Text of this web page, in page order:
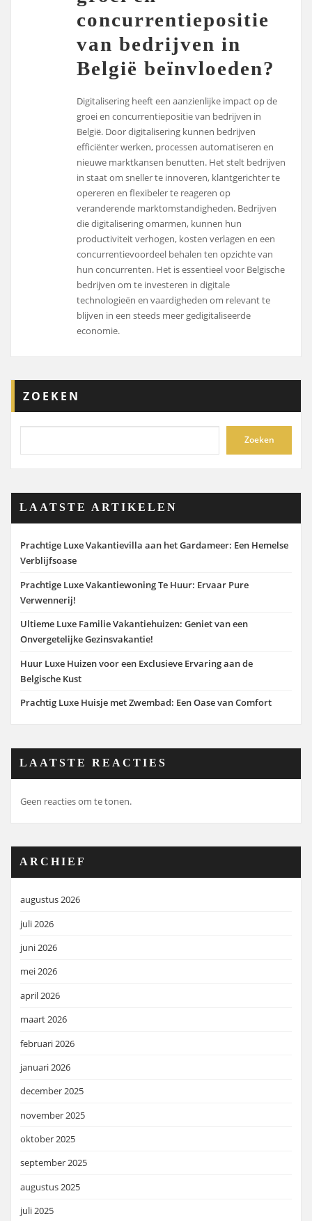
concurrentiepositie
van bedrijven in
België beïnvloeden?
Digitalisering heeft een aanzienlijke impact op de
groei en concurrentiepositie van bedrijven in
België. Door digitalisering kunnen bedrijven
efficiënter werken, processen automatiseren en
nieuwe marktkansen benutten. Het stelt bedrijven
in staat om sneller te innoveren, klantgerichter te
opereren en flexibeler te reageren op
veranderende marktomstandigheden. Bedrijven
die digitalisering omarmen, kunnen hun
productiviteit verhogen, kosten verlagen en een
concurrentievoordeel behalen ten opzichte van
hun concurrenten. Het is essentieel voor Belgische
bedrijven om te investeren in digitale
technologieën en vaardigheden om relevant te
blijven in een steeds meer gedigitaliseerde
economie.
ZOEKEN
Zoeken
LAATSTE ARTIKELEN
Prachtige Luxe Vakantievilla aan het Gardameer: Een Hemelse
Verblijfsoase
Prachtige Luxe Vakantiewoning Te Huur: Ervaar Pure
Verwennerij!
Ultieme Luxe Familie Vakantiehuizen: Geniet van een
Onvergetelijke Gezinsvakantie!
Huur Luxe Huizen voor een Exclusieve Ervaring aan de
Belgische Kust
Prachtig Luxe Huisje met Zwembad: Een Oase van Comfort
LAATSTE REACTIES
Geen reacties om te tonen.
ARCHIEF
augustus 2026
juli 2026
juni 2026
mei 2026
april 2026
maart 2026
februari 2026
januari 2026
december 2025
november 2025
oktober 2025
september 2025
augustus 2025
juli 2025